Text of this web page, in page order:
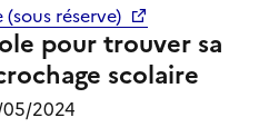
réserve)
pour trouver sa
scolaire
05/2024